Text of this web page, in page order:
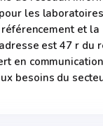
les
et
est 47 r du
en
besoins du